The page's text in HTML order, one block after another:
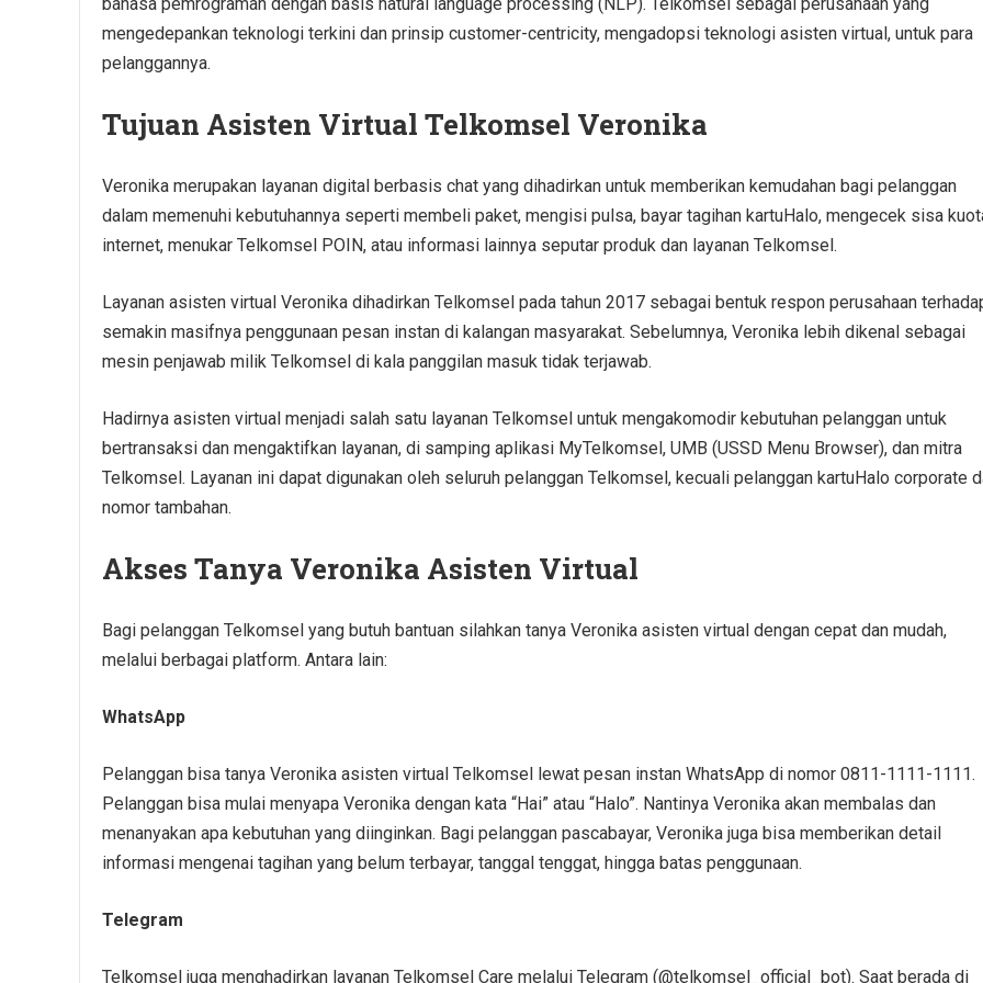
mengedepankan teknologi terkini dan prinsip customer-centricity, mengadopsi teknologi asisten virtual, untuk para
pelanggannya.
Tujuan Asisten Virtual Telkomsel Veronika
Veronika merupakan layanan digital berbasis chat yang dihadirkan untuk memberikan kemudahan bagi pelanggan
dalam memenuhi kebutuhannya seperti membeli paket, mengisi pulsa, bayar tagihan kartuHalo, mengecek sisa
internet, menukar Telkomsel POIN, atau informasi lainnya seputar produk dan layanan Telkomsel.
Layanan asisten virtual Veronika dihadirkan Telkomsel pada tahun 2017 sebagai bentuk respon perusahaan
semakin masifnya penggunaan pesan instan di kalangan masyarakat. Sebelumnya, Veronika lebih dikenal sebagai
mesin penjawab milik Telkomsel di kala panggilan masuk tidak terjawab.
Hadirnya asisten virtual menjadi salah satu layanan Telkomsel untuk mengakomodir kebutuhan pelanggan untuk
bertransaksi dan mengaktifkan layanan, di samping aplikasi MyTelkomsel, UMB (USSD Menu Browser), dan mitra
Telkomsel. Layanan ini dapat digunakan oleh seluruh pelanggan Telkomsel, kecuali pelanggan kartuHalo corporate
nomor tambahan.
Akses Tanya Veronika Asisten Virtual
Bagi pelanggan Telkomsel yang butuh bantuan silahkan tanya Veronika asisten virtual dengan cepat dan mudah,
melalui berbagai platform. Antara lain:
WhatsApp
Pelanggan bisa tanya Veronika asisten virtual Telkomsel lewat pesan instan WhatsApp di nomor 0811-1111-1111.
Pelanggan bisa mulai menyapa Veronika dengan kata “Hai” atau “Halo”. Nantinya Veronika akan membalas dan
menanyakan apa kebutuhan yang diinginkan. Bagi pelanggan pascabayar, Veronika juga bisa memberikan detail
informasi mengenai tagihan yang belum terbayar, tanggal tenggat, hingga batas penggunaan.
Telegram
Telkomsel juga menghadirkan layanan Telkomsel Care melalui Telegram (@telkomsel_official_bot). Saat berada di